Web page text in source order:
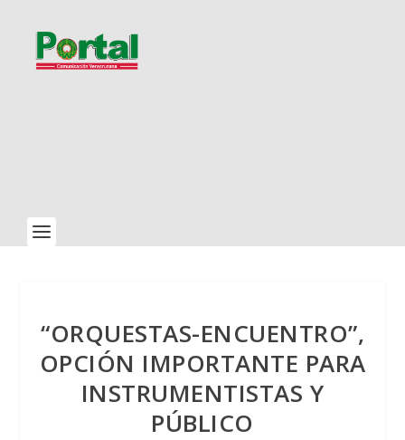
“ORQUESTAS-ENCUENTRO”,
OPCIÓN IMPORTANTE PARA
INSTRUMENTISTAS Y
PÚBLICO